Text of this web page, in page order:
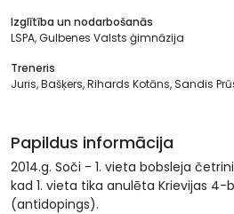
Izglītība un nodarbošanās
LSPA, Gulbenes Valsts ģimnāzija
Treneris
Juris, Bašķers, Rihards Kotāns, Sandis
Papildus informācija
2014.g. Soči - 1. vieta bobsleja
kad 1. vieta tika anulēta Krievijas 4-
(antidopings).